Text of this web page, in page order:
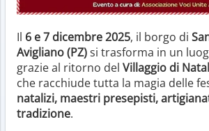
Il 6 e 7 dicembre 2025, il borgo di
Avigliano (PZ)si trasforma in un
grazie al ritorno del Villaggio di
che racchiude tutta la magia delle
natalizi, maestri presepisti,
tradizione.